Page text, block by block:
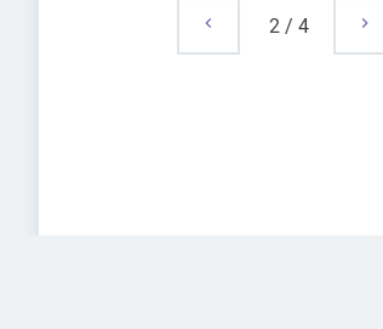
2/ 4